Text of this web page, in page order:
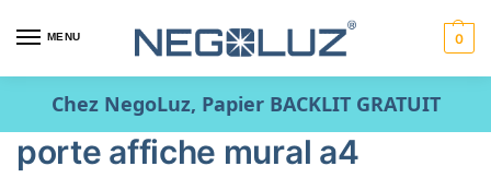
MENU 0
Chez NegoLuz, Papier BACKLIT GRATUIT
porte affiche mural a4